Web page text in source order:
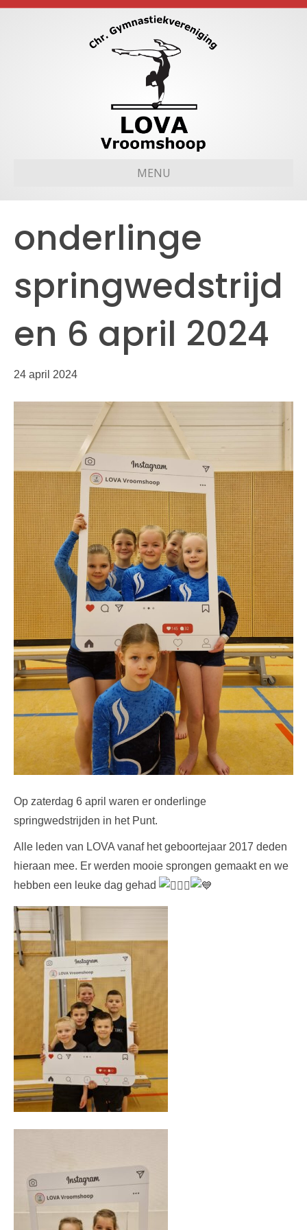
MENU
onderlinge
springwedstrijd
en 6 april 2024
24 april 2024
Op zaterdag 6 april waren er onderlinge
springwedstrijden in het Punt.
Alle leden van LOVA vanaf het geboortejaar 2017 deden
hieraan mee. Er werden mooie sprongen gemaakt en we
hebben een leuke dag gehad